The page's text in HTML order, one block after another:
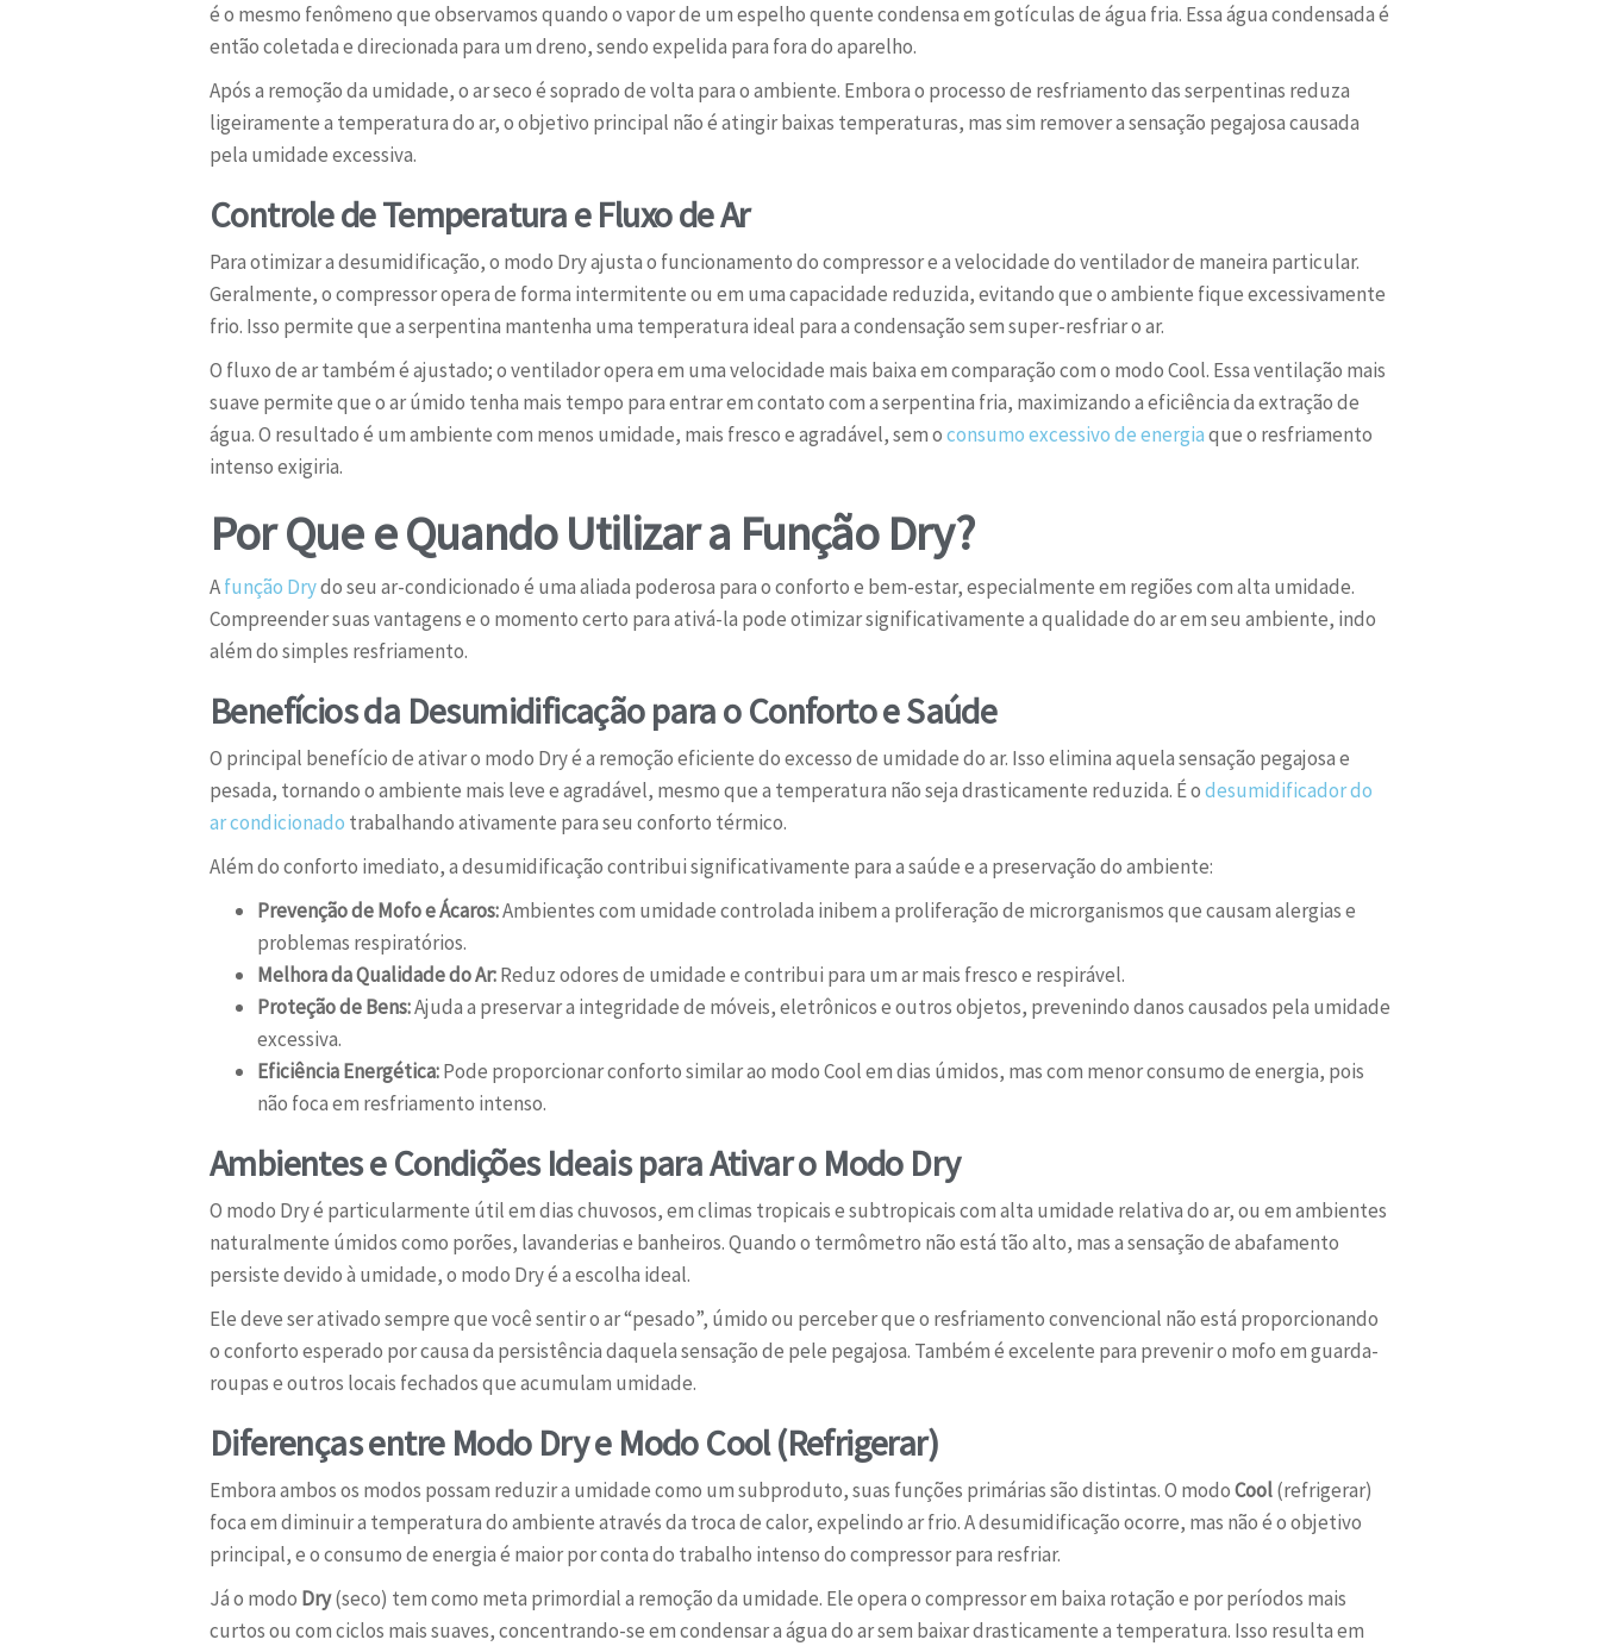
é o mesmo fenômeno que observamos quando o vapor de um espelho quente condensa em gotículas de água fria. Essa água condensada é
então coletada e direcionada para um dreno, sendo expelida para fora do aparelho.
Após a remoção da umidade, o ar seco é soprado de volta para o ambiente. Embora o processo de resfriamento das serpentinas reduza
ligeiramente a temperatura do ar, o objetivo principal não é atingir baixas temperaturas, mas sim remover a sensação pegajosa causada
pela umidade excessiva.
Controle de Temperatura e Fluxo de Ar
Para otimizar a desumidificação, o modo Dry ajusta o funcionamento do compressor e a velocidade do ventilador de maneira particular.
Geralmente, o compressor opera de forma intermitente ou em uma capacidade reduzida, evitando que o ambiente fique excessivamente
frio. Isso permite que a serpentina mantenha uma temperatura ideal para a condensação sem super-resfriar o ar.
O fluxo de ar também é ajustado; o ventilador opera em uma velocidade mais baixa em comparação com o modo Cool. Essa ventilação mais
suave permite que o ar úmido tenha mais tempo para entrar em contato com a serpentina fria, maximizando a eficiência da extração de
água. O resultado é um ambiente com menos umidade, mais fresco e agradável, sem oconsumo excessivo de energiaque o resfriamento
intenso exigiria.
Por Que e Quando Utilizar a Função Dry?
Afunção Drydo seu ar-condicionado é uma aliada poderosa para o conforto e bem-estar, especialmente em regiões com alta umidade.
Compreender suas vantagens e o momento certo para ativá-la pode otimizar significativamente a qualidade do ar em seu ambiente, indo
além do simples resfriamento.
Benefícios da Desumidificação para o Conforto e Saúde
O principal benefício de ativar o modo Dry é a remoção eficiente do excesso de umidade do ar. Isso elimina aquela sensação pegajosa e
pesada, tornando o ambiente mais leve e agradável, mesmo que a temperatura não seja drasticamente reduzida. É odesumidificador do
ar condicionado trabalhando ativamente para seu conforto térmico.
Além do conforto imediato, a desumidificação contribui significativamente para a saúde e a preservação do ambiente:
Prevenção de Mofo e Ácaros:Ambientes com umidade controlada inibem a proliferação de microrganismos que causam alergias e
problemas respiratórios.
Melhora da Qualidade do Ar:Reduz odores de umidade e contribui para um ar mais fresco e respirável.
Proteção de Bens:Ajuda a preservar a integridade de móveis, eletrônicos e outros objetos, prevenindo danos causados pela umidade
excessiva.
Eficiência Energética:Pode proporcionar conforto similar ao modo Cool em dias úmidos, mas com menor consumo de energia, pois
não foca em resfriamento intenso.
Ambientes e Condições Ideais para Ativar o Modo Dry
O modo Dry é particularmente útil em dias chuvosos, em climas tropicais e subtropicais com alta umidade relativa do ar, ou em ambientes
naturalmente úmidos como porões, lavanderias e banheiros. Quando o termômetro não está tão alto, mas a sensação de abafamento
persiste devido à umidade, o modo Dry é a escolha ideal.
Ele deve ser ativado sempre que você sentir o ar “pesado”, úmido ou perceber que o resfriamento convencional não está proporcionando
o conforto esperado por causa da persistência daquela sensação de pele pegajosa. Também é excelente para prevenir o mofo em guarda-
roupas e outros locais fechados que acumulam umidade.
Diferenças entre Modo Dry e Modo Cool (Refrigerar)
Embora ambos os modos possam reduzir a umidade como um subproduto, suas funções primárias são distintas. O modoCool(refrigerar)
foca em diminuir a temperatura do ambiente através da troca de calor, expelindo ar frio. A desumidificação ocorre, mas não é o objetivo
principal, e o consumo de energia é maior por conta do trabalho intenso do compressor para resfriar.
Já o modo Dry(seco) tem como meta primordial a remoção da umidade. Ele opera o compressor em baixa rotação e por períodos mais
curtos ou com ciclos mais suaves, concentrando-se em condensar a água do ar sem baixar drasticamente a temperatura. Isso resulta em